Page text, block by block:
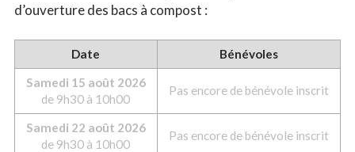
d’ouverture des bacs à compost :
Date
Bénévoles
Samedi 15 août 2026
de 9h30 à 10h00
Pas encore de bénévole inscrit
Samedi 22 août 2026
de 9h30 à 10h00
Pas encore de bénévole inscrit